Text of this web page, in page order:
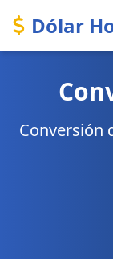
Dólar
Conversión